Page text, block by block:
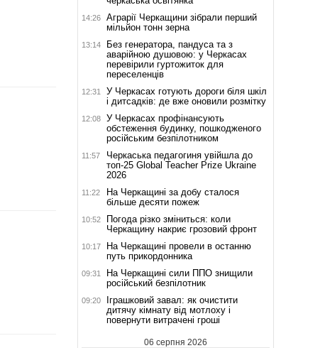
14:26
Аграрії Черкащини зібрали перший
мільйон тонн зерна
13:14
Без генератора, пандуса та з
аварійною душовою: у Черкасах
перевірили гуртожиток для
переселенців
12:31
У Черкасах готують дороги біля шкіл
і дитсадків: де вже оновили розмітку
12:08
У Черкасах профінансують
обстеження будинку, пошкодженого
російським безпілотником
11:57
Черкаська педагогиня увійшла до
топ-25 Global Teacher Prize Ukraine
2026
11:22
На Черкащині за добу сталося
більше десяти пожеж
10:52
Погода різко зміниться: коли
Черкащину накриє грозовий фронт
10:17
На Черкащині провели в останню
путь прикордонника
09:31
На Черкащині сили ППО знищили
російський безпілотник
09:20
Іграшковий завал: як очистити
дитячу кімнату від мотлоху і
повернути витрачені гроші
06 серпня 2026